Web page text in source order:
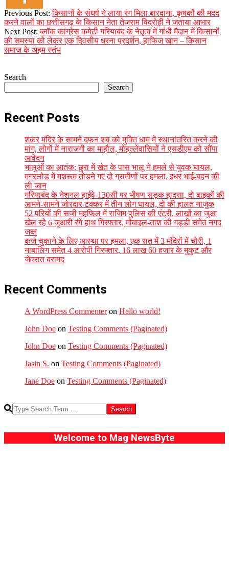
2024-
12-
02
Previous Post:किसानों के संघर्ष ने लाया रंग मिला बारदाना, कृषकों की मदद
करने वालों का छत्तीसगढ़ के किसान नेता तेजराम विद्रोही ने जताया आभार
Next Post:ब्लॉक कांग्रेस कमेटी गरियाबंद के नेतृत्व में गांधी मैदान में किसानों
की समस्या को लेकर एक दिवसीय धरना प्रदर्शन, हाफिज खान – किसान
समाज के अहम स्तंभ
Search
Search
Recent Posts
शंकर मंदिर के सामने दफन शव को मुक्ति धाम में स्थानांतरित करने की
मांग, लोगों में नाराजगी का माहौल, मोहल्लेवासियों ने एसडीएम को सौंपा
आवेदन
भालुओं का आतंक: छुरा में खेत के पास भालू ने हमले से युवक घायल,
मगरलोड में मशरूम तोड़ने गए दो ग्रामीणों पर हमला, इधर भाई-बहन की
ली जान
गरियाबंद के नेशनल हाईवे-130सी पर भीषण सड़क हादसा, दो बाइकों की
आमने-सामने जोरदार टक्कर में तीन लोग घायल, दो की हालत नाजुक
52 परियों की सजी महफिल में राजिम पुलिस की एंट्री, लाखों का जुआ
खेल रहे 6 जुआरी रंगे हाथ गिरफ्तार, मोबाइल-ताश की गड्डी समेत नगद
जब्त
कर्ज चुकाने के लिए आस्था पर हमला, एक रात में 3 मंदिरों में चोरी, 1
नाबालिग समेत 4 आरोपी गिरफ्तार, 16 लाख 60 हजार के मुकुट और
जेवरात बरामद
Recent Comments
A WordPress Commenteron Hello world!
John Doe on Testing Comments (Paginated)
John Doe on Testing Comments (Paginated)
Jasin S. on Testing Comments (Paginated)
Jane Doe on Testing Comments (Paginated)
Search
Welcome to Mag NewsByte